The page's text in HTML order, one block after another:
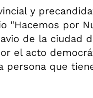
y
"Hacemos por
de la ciudad
el acto
persona que